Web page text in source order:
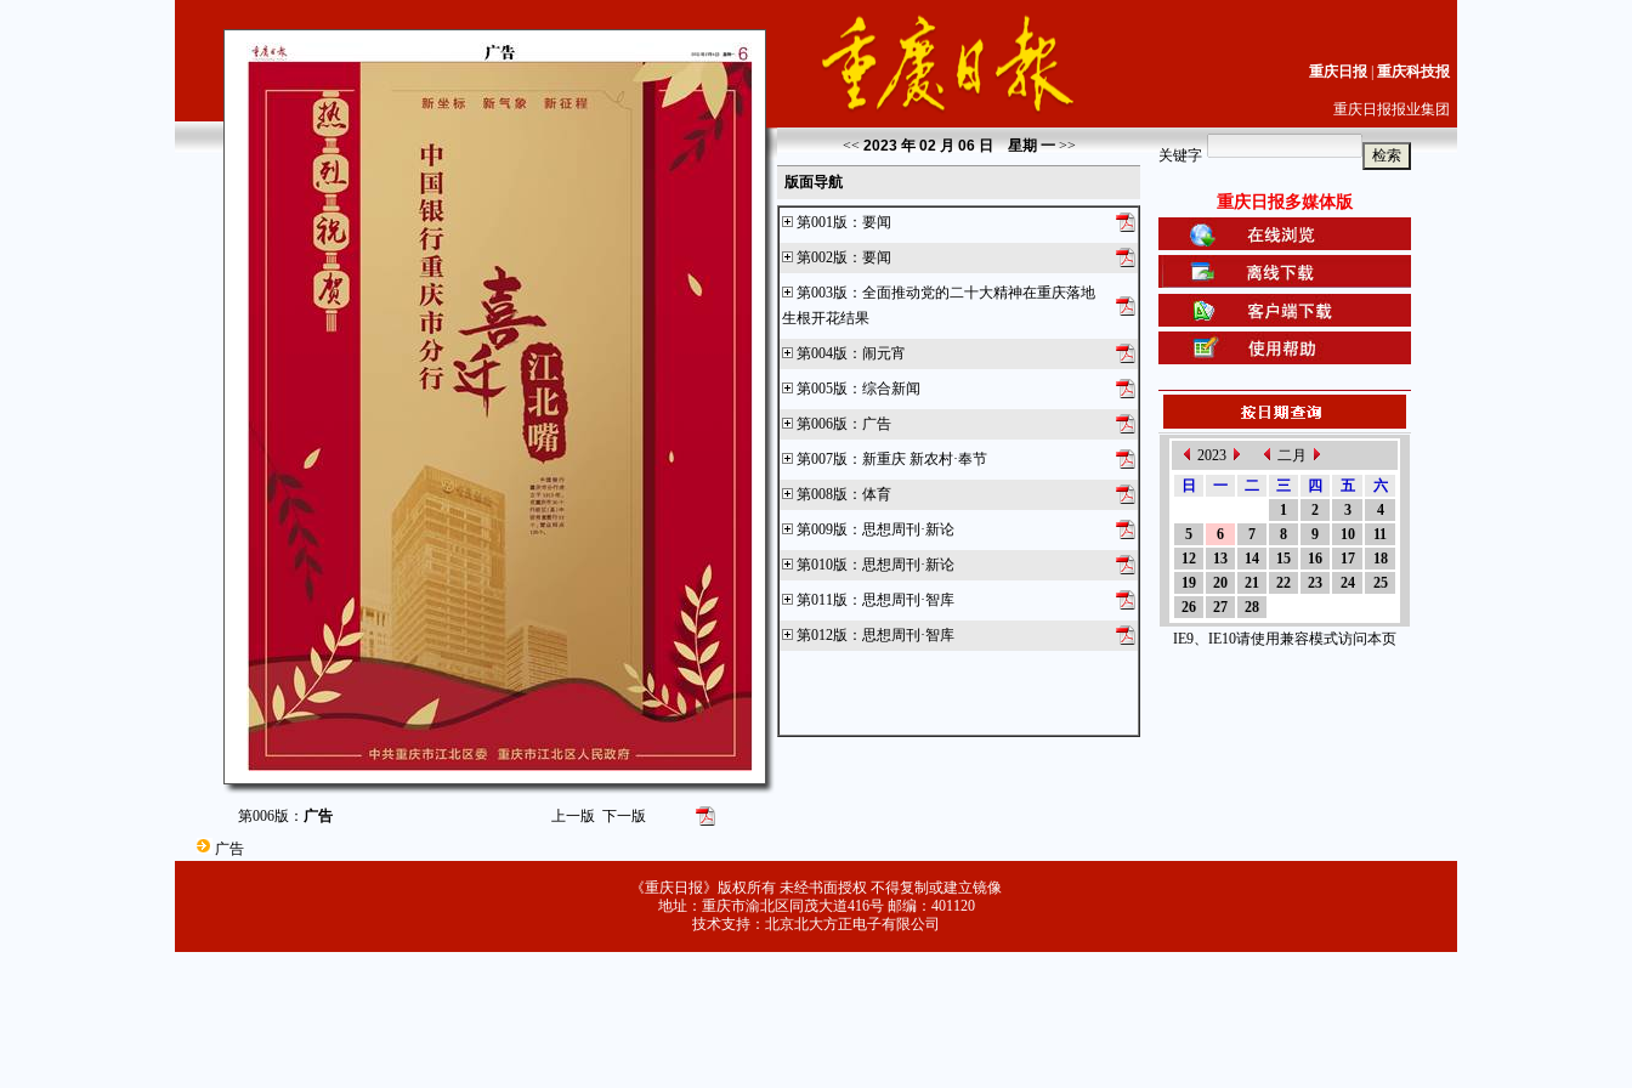
第006版： 广告 上一版 下一版
广告
重庆日报 重庆科技报
重庆日报报业集团
<< 2023 年 02 月 06 日 星期一 >>
版面导航
第001版 ： 要闻
第002版 ： 要闻
第003版 ： 全面推动党的二十大精神在重庆落地
生根开花结果
第004版 ： 闹元宵
第005版 ： 综合新闻
第006版 ： 广告
第007版 ： 新重庆 新农村·奉节
第008版 ： 体育
第009版 ： 思想周刊·新论
第010版 ： 思想周刊·新论
第011版 ： 思想周刊·智库
第012版 ： 思想周刊·智库
关键字
重庆日报多媒体版
2023
二月
日
一 二 三 四 五
六
1
2 3
4
5
6 7 8 9 10
11
12
13 14 15 16 17
18
19
20 21 22 23 24
25
26
27
28
IE9、IE10请使用兼容模式访问本页
《重庆日报》版权所有 未经书面授权 不得复制或建立镜像
地址：重庆市渝北区同茂大道416号 邮编：401120
技术支持：北京北大方正电子有限公司